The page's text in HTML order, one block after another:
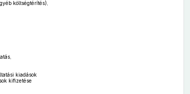
költségtérítés),
kiadások
kifizetése